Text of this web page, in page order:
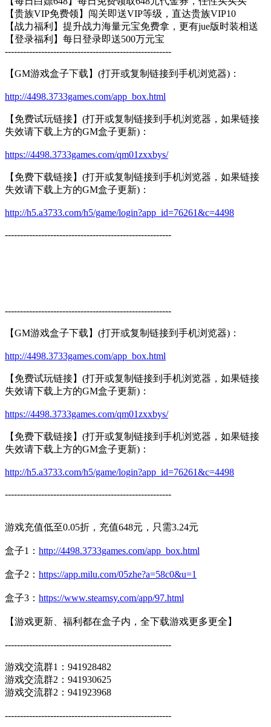
【贵族VIP免费领】闯关即送VIP等级，直达贵族VIP10
【战力福利】提升战力海量元宝免费拿，更有jue版时装相送
【登录福利】每日登录即送500万元宝
-------------------------------------------------------
【GM游戏盒子下载】(打开或复制链接到手机浏览器)：
http://4498.3733games.com/app_box.html
【免费试玩链接】(打开或复制链接到手机浏览器，如果链接
失效请下载上方的GM盒子更新)：
https://4498.3733games.com/qm01zxxbys/
【免费下载链接】(打开或复制链接到手机浏览器，如果链接
失效请下载上方的GM盒子更新)：
http://h5.a3733.com/h5/game/login?app_id=76261&c=4498
-------------------------------------------------------
-------------------------------------------------------
【GM游戏盒子下载】(打开或复制链接到手机浏览器)：
http://4498.3733games.com/app_box.html
【免费试玩链接】(打开或复制链接到手机浏览器，如果链接
失效请下载上方的GM盒子更新)：
https://4498.3733games.com/qm01zxxbys/
【免费下载链接】(打开或复制链接到手机浏览器，如果链接
失效请下载上方的GM盒子更新)：
http://h5.a3733.com/h5/game/login?app_id=76261&c=4498
-------------------------------------------------------
游戏充值低至0.05折，充值648元，只需3.24元
盒子1： http://4498.3733games.com/app_box.html
盒子2： https://app.milu.com/05zhe?a=58c0&u=1
盒子3： https://www.steamsy.com/app/97.html
【游戏更新、福利都在盒子内，全下载游戏更多更全】
-------------------------------------------------------
游戏交流群1：941928482
游戏交流群2：941930625
游戏交流群2：941923968
-------------------------------------------------------